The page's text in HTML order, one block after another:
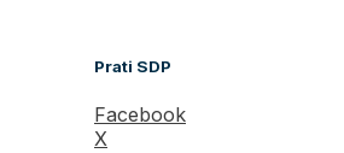
Prati SDP
Facebook
X